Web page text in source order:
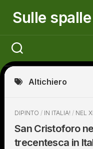
Sulle
Altichiero
DIPINTO / IN ITALIA! / NEL
San Cristoforo
trecentesca in